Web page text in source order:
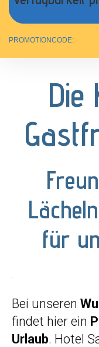
PROMOTIONCODE:
Die
für
Bei unseren
findet hier ein
Urlaub. Hotel